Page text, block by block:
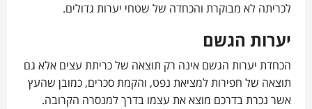
לכריתה לא מבוקרת והכחדה של שטחי יערות גדולים.
יערות הגשם
הכחדת יערות הגשם אינה רק תוצאה של כריתת עצים אלא גם
תוצאה של חפירות למציאת נפט, והקמת סכרים, כמובן שהעץ
אשר נכרת בדרכם מוצא את עצמו בדרך למנסרה הקרובה.